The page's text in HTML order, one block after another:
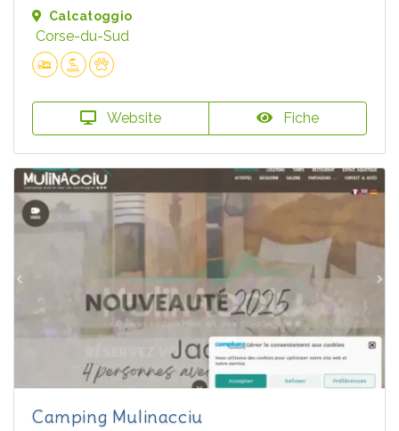
Calcatoggio
Corse-du-Sud
Website Fiche
Camping Mulinacciu